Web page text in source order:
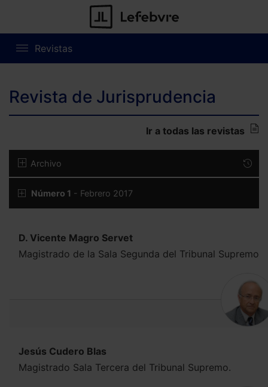
Revistas
Revista de Jurisprudencia
Ir a todas las revistas
Archivo
Número 1 - Febrero 2017
D. Vicente Magro Servet
Magistrado de la Sala Segunda del Tribunal Supremo
Jesús Cudero Blas
Magistrado Sala Tercera del Tribunal Supremo.